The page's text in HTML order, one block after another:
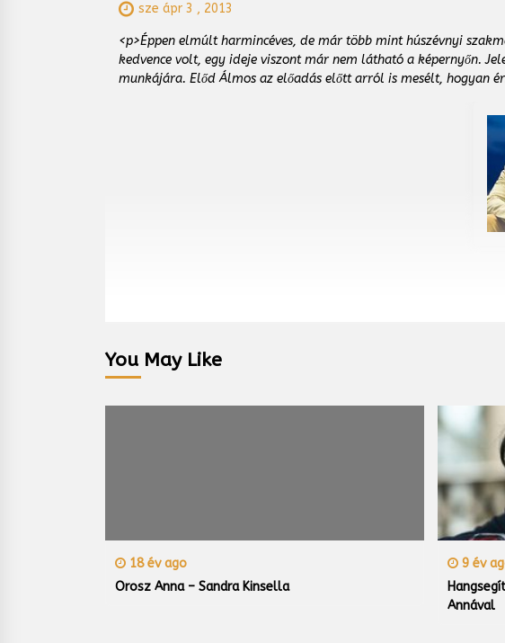
sze ápr 3 , 2013
<p>Éppen elmúlt harmincéves, de már több mint húszévnyi
kedvence volt, egy ideje viszont már nem látható a képernyőn.
munkájára. Előd Álmos az előadás előtt arról is mesélt, hogyan
You May Like
18 év ago
Orosz Anna – Sandra Kinsella
9 év
Annával